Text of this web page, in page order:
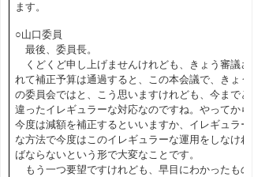
ます。
○山口委員
最後、委員長。
くどくど申し上げませんけれども、きょう審議さ
れて補正予算は通過すると、この本会議で、きょう
の委員会ではと、こう思いますけれども、今までと
違ったイレギュラーな対応なのですね。やってから
今度は減額を補正するといいますか、イレギュラー
な方法で今度はこのイレギュラーな運用をしなけれ
ばならないという形で大変なことです。
もう一つ要望ですけれども、早目にわかったもの